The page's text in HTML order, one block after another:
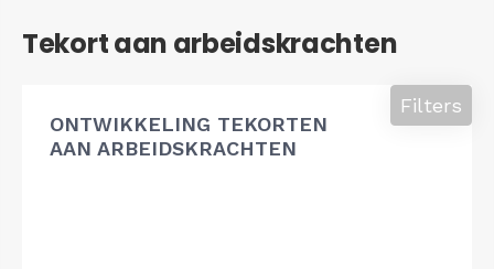
Tekort aan arbeidskrachten
ONTWIKKELING TEKORTEN
AAN ARBEIDSKRACHTEN
Filters